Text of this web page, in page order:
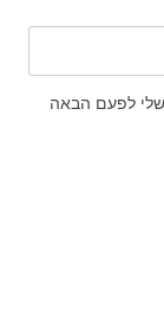
לפעם הבאה